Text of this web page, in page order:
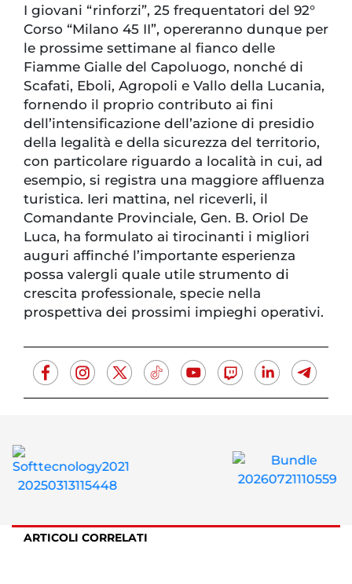
I giovani “rinforzi”, 25 frequentatori del 92°
Corso “Milano 45 II”, opereranno dunque per
le prossime settimane al fianco delle
Fiamme Gialle del Capoluogo, nonché di
Scafati, Eboli, Agropoli e Vallo della Lucania,
fornendo il proprio contributo ai fini
dell’intensificazione dell’azione di presidio
della legalità e della sicurezza del territorio,
con particolare riguardo a località in cui, ad
esempio, si registra una maggiore affluenza
turistica. Ieri mattina, nel riceverli, il
Comandante Provinciale, Gen. B. Oriol De
Luca, ha formulato ai tirocinanti i migliori
auguri affinché l’importante esperienza
possa valergli quale utile strumento di
crescita professionale, specie nella
prospettiva dei prossimi impieghi operativi.
ARTICOLI CORRELATI